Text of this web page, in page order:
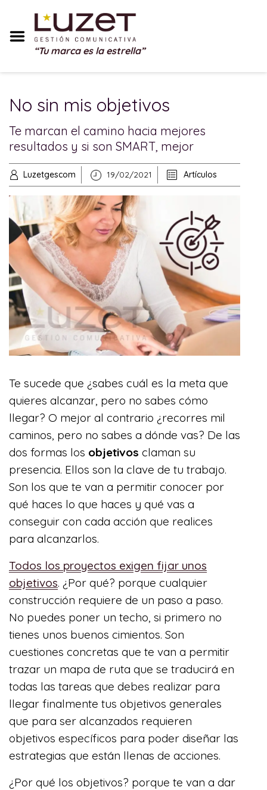
“Tu marca es la estrella”
No sin mis objetivos
Te marcan el camino hacia mejores
resultados y si son SMART, mejor
Luzetgescom 19/02/2021 Artículos
Te sucede que ¿sabes cuál es la meta que
quieres alcanzar, pero no sabes cómo
llegar? O mejor al contrario ¿recorres mil
caminos, pero no sabes a dónde vas? De las
dos formas los objetivos claman su
presencia. Ellos son la clave de tu trabajo.
Son los que te van a permitir conocer por
qué haces lo que haces y qué vas a
conseguir con cada acción que realices
para alcanzarlos.
Todos los proyectos exigen fijar unos
objetivos. ¿Por qué? porque cualquier
construcción requiere de un paso a paso.
No puedes poner un techo, si primero no
tienes unos buenos cimientos. Son
cuestiones concretas que te van a permitir
trazar un mapa de ruta que se traducirá en
todas las tareas que debes realizar para
llegar finalmente tus objetivos generales
que para ser alcanzados requieren
objetivos específicos para poder diseñar las
estrategias que están llenas de acciones.
¿Por qué los objetivos? porque te van a dar
Inicio
Sobre Mí
Blog
Testimonios
Regalos
Contacto